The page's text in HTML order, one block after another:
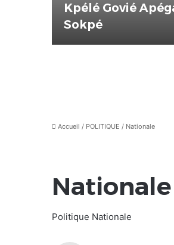
Kpélé Govié
Sokpé
Accueil / POLITIQUE / Nationale
Nationale
Politique Nationale